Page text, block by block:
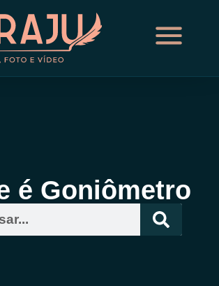
é Goniômetro